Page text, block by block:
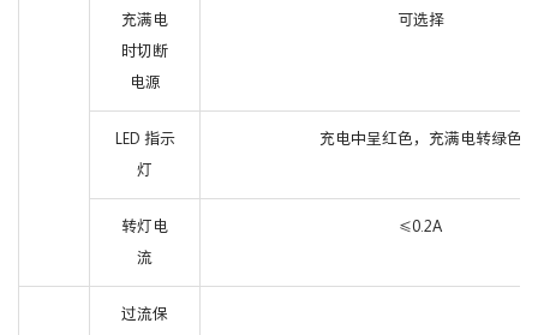
充满电
时切断
电源
可选择
LED 指示
灯
充电中呈红色，充满电转绿色
转灯电
流
≤0.2A
过流保